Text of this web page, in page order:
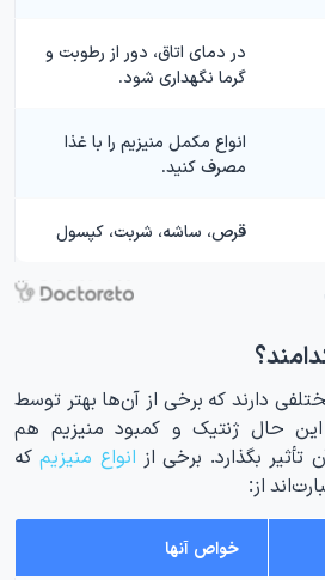
در دمای اتاق‌، دور از رطوبت و
گرما نگهداری شود.
انواع مکمل منیزیم را با غذا
مصرف کنید.
قرص، ساشه، شربت، کپسول
دارند که برخی از آن‌ها بهتر توسط
حال ژنتیک و کمبود منیزیم هم
بگذارد. برخی از انواع منیزیمکه
از:
خواص آنها